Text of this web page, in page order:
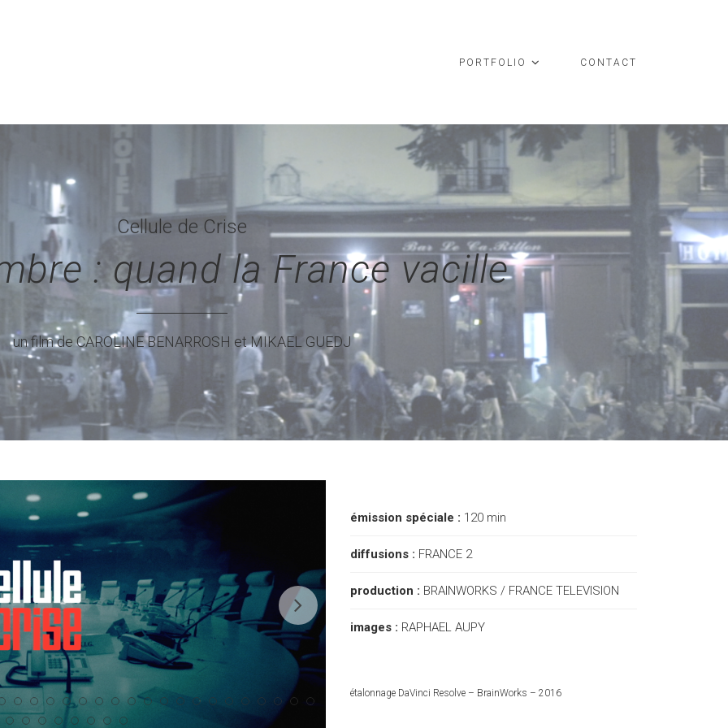
PORTFOLIO CONTACT
Cellule de Crise
: quand la France vacille
un film de CAROLINE BENARROSH et MIKAEL GUEDJ
émission spéciale : 120 min
diffusions : FRANCE 2
production : BRAINWORKS / FRANCE TELEVISION
images : RAPHAEL AUPY
étalonnage DaVinci Resolve – BrainWorks – 2016